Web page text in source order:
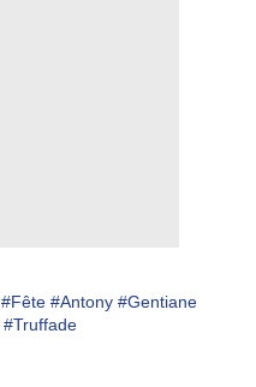
#Fête #Antony #Gentiane
#Truffade